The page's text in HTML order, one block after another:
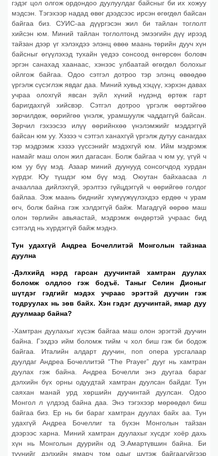
гэдэг цол олгож ордондоо дуулуулдаг байсныг би их хожуу
мэдсэн. Тэгэхээр надад өвөг дээдсээс ирсэн өгөгдөл байсан
байгаа биз. СУИС-аа дүүргэсэн жил би тайлан тоглолт
хийсэн юм. Миний тайлан тоглолтонд эмээгийн дүү ирээд
тайзан дээр үг хэлэхдээ элэнц өвөө маань төрийн дууч хүн
байсныг өгүүлэхэд тухайн үедээ сонсоод өнгөрсөн боловч
эргэн санахад хаанаас, хэнээс улбаатай өгөгдөл болохыг
ойлгож байгаа. Одоо сэтгэл дотроо тэр элэнц өвөөдөө
үргэлж сүсэглэж явдаг даа. Миний хувьд хэцүү, хэрхэн давах
учраа олохгүй явсан зүйл хүний нүдэнд өртөж гарт
баригдахгүй хийсвэр. Сэтгэл дотроо үргэлж өөртэйгөө
зөрчилдөж, өөрийгөө үнэлж, урамшуулж чаддаггүй байсан.
Зөрчил гэхээсээ илүү өөрийнхөө үнэлэмжийг мэддэггүй
байсан юм уу. Хэзээ ч сэтгэл ханахгүй үргэлж дутуу санагдах
тэр мэдрэмж хэзээ үүссэнийг мэдэхгүй юм. Ийм мэдрэмж
намайг маш олон жил дагасан. Болж байгаа ч юм уу, үгүй ч
юм уу бүү мэд. Азаар миний дуунууд сонсогчдод хурдан
хүрдэг. Юу түшдэг юм бүү мэд. Оюутан байхаасаа л
ачааллаа дийлэхгүй, эрэлтээ гүйцдэггүй ч өөрийгөө голдог
байлаа. Ээж маань биднийг хүмүүжүүлэхдээ ердөө ч урам
өгч, болж байна гэж хэлдэггүй байж. Магадгүй өөрөө маш
олон төрлийн авьяастай, мэдрэмж өндөртэй учраас бид
сэтгэлд нь хүрдэггүй байж мэднэ.
Тун удахгүй Андреа Бочеллитэй Монголын тайзнаа
дуулна
-Дэлхийд нэрд гарсан дуучинтай хамтран дуулах
боломж олдлоо гэж бодъё. Таныг Селин Дионыг
шүтдэг гэдгийг мэдэх учраас эрэгтэй дуучин гэж
тодруулах нь зөв байх. Хэн гэдэг дуучинтай, ямар дуу
дуулмаар байна?
-Хамтран дуулахыг хүсэж байгаа маш олон эрэгтэй дуучин
байна. Гэхдээ ийм боломж тийм ч хол биш гэж би бодож
байгаа. Италийн алдарт дуучин, поп опера урсгалаар
дуулдаг Андреа Бочеллитэй “The Prayer” дууг нь хамтран
дуулах гэж байна. Андреа Бочелли энэ дуугаа бараг
дэлхийн бүх орны одуудтай хамтран дуулсан байдаг. Тун
саяхан манай урд хөршийн дуучинтай дуулсан. Одоо
Монгол л үлдээд байна даа. Энэ тэгэхээр мөрөөдөл биш
байгаа биз. Ер нь би бараг хамтран дуулах байх аа. Тун
удахгүй Андреа Бочеллиг та бүхэн Монголын тайзан
дээрээс харна. Миний хамтран дуулахыг хүсдэг хоёр дахь
хүн нь Монголын дуурийн од Э.Амартүвшин байна. Би
түүнийг дэлхийн ямарч том одыг шүтэж байгаагүйгээр